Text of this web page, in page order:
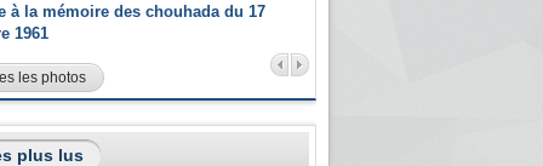
à la mémoire des chouhada du 17
1961
les photos
plus lus